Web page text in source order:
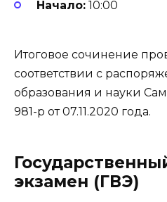
Начало: 10:00
Итоговое сочинение
соответствии с
образования и науки
981-р от 07.11.2020 года.
экзамен (ГВЭ)